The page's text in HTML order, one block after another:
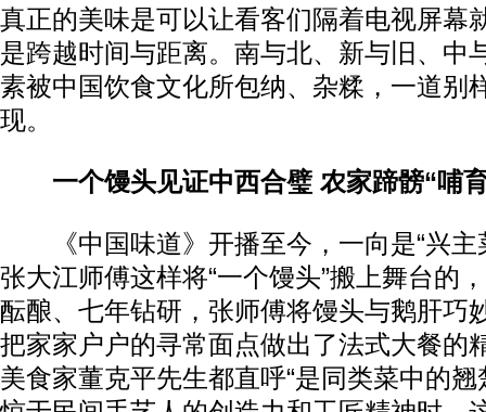
真正的美味是可以让看客们隔着电视屏幕
是跨越时间与距离。南与北、新与旧、中
素被中国饮食文化所包纳、杂糅，一道别
现。
一个馒头见证中西合璧 农家蹄髈“哺
《中国味道》开播至今，一向是“兴主
张大江师傅这样将“一个馒头”搬上舞台的
酝酿、七年钻研，张师傅将馒头与鹅肝巧
把家家户户的寻常面点做出了法式大餐的
美食家董克平先生都直呼“是同类菜中的翘